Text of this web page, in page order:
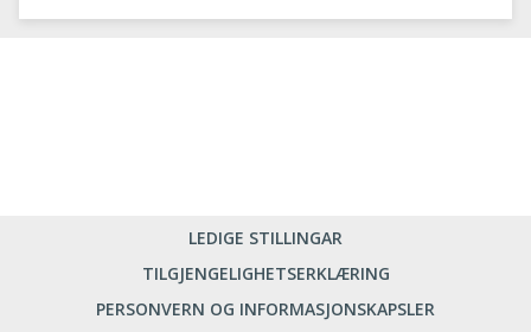
LEDIGE STILLINGAR
TILGJENGELIGHETSERKLÆRING
PERSONVERN OG INFORMASJONSKAPSLER